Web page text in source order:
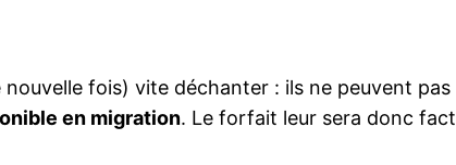
fois) vite déchanter : ils ne peuvent
en migration. Le forfait leur sera donc